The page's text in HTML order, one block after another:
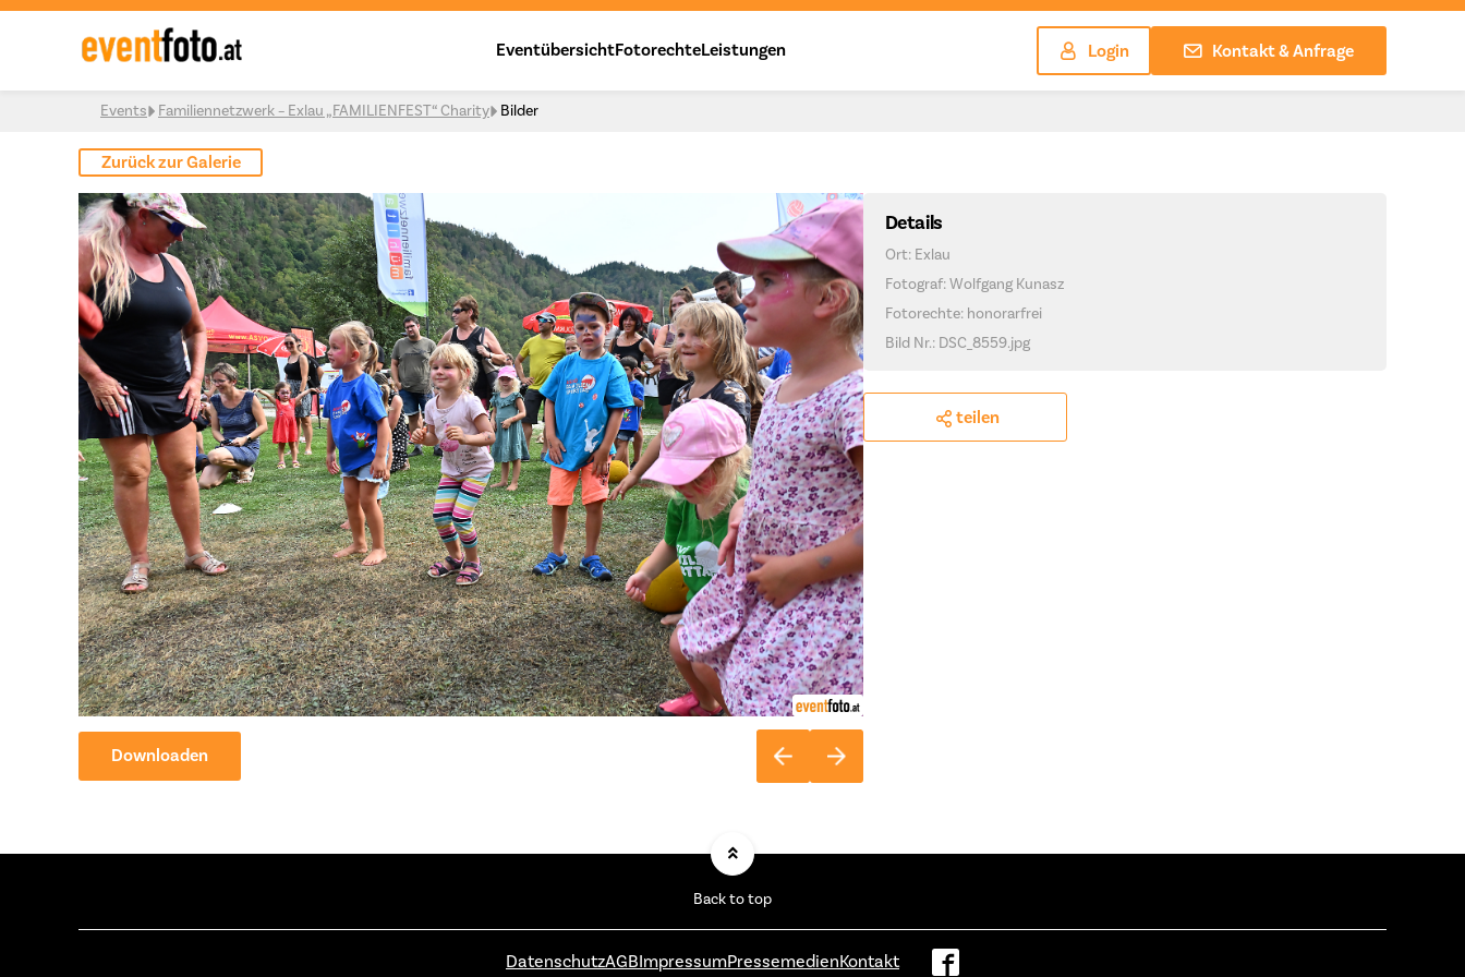
Skip to content
EventübersichtFotorechteLeistungen Login Kontakt & Anfrage
Events Familiennetzwerk – Exlau „FAMILIENFEST“ Charity Bilder
Zurück zur Galerie
Downloaden
Details
Ort: Exlau
Fotograf: Wolfgang Kunasz
Fotorechte: honorarfrei
Bild Nr.: DSC_8559.jpg
teilen
Back to top
DatenschutzAGBImpressumPressemedienKontakt